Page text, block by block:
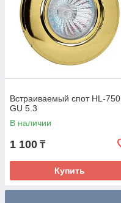
Встраиваемый спот HL-750
GU 5.3
В наличии
1 100 ₸
Купить